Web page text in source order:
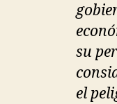
su
el